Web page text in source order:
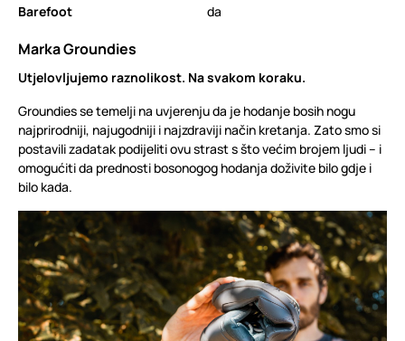
Barefoot da
Marka Groundies
Utjelovljujemo raznolikost. Na svakom koraku.
Groundies se temelji na uvjerenju da je hodanje bosih nogu
najprirodniji, najugodniji i najzdraviji način kretanja. Zato smo si
postavili zadatak podijeliti ovu strast s što većim brojem ljudi – i
omogućiti da prednosti bosonogog hodanja doživite bilo gdje i
bilo kada.